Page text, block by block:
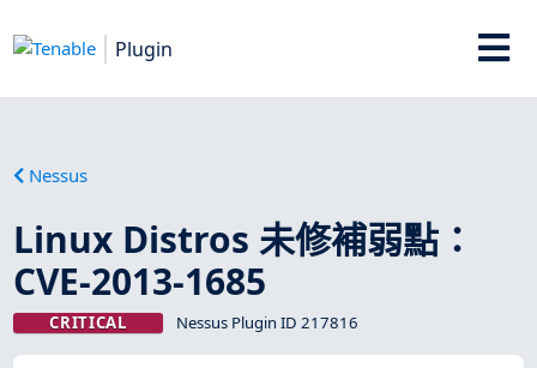
Plugin
Nessus
Linux Distros 未修補弱點：
CVE-2013-1685
CRITICAL Nessus Plugin ID 217816